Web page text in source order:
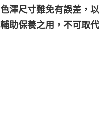
澤尺寸難免有誤差，
助保養之用，不可取